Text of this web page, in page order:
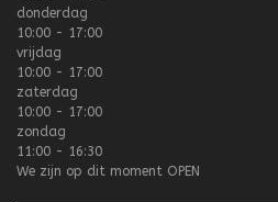
donderdag
10:00 - 17:00
vrijdag
10:00 - 17:00
zaterdag
10:00 - 17:00
zondag
11:00 - 16:30
We zijn op dit moment OPEN